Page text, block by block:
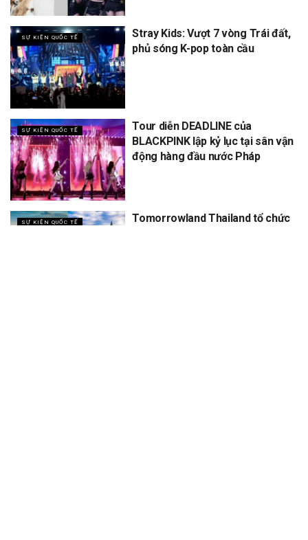
SỰ KIỆN QUỐC TẾ
Stray Kids: Vượt 7 vòng Trái đất,
phủ sóng K-pop toàn cầu
SỰ KIỆN QUỐC TẾ
Tour diễn DEADLINE của
BLACKPINK lập kỷ lục tại sân vận
động hàng đầu nước Pháp
SỰ KIỆN QUỐC TẾ
Tomorrowland Thailand tổ chức